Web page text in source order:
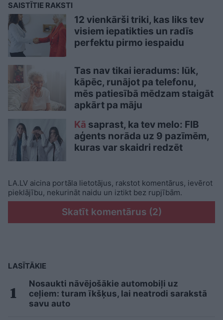
SAISTĪTIE RAKSTI
12 vienkārši triki, kas liks tev
visiem iepatikties un radīs
perfektu pirmo iespaidu
Tas nav tikai ieradums: lūk,
kāpēc, runājot pa telefonu,
mēs patiesībā mēdzam staigāt
apkārt pa māju
Kā saprast, ka tev melo: FIB
aģents norāda uz 9 pazīmēm,
kuras var skaidri redzēt
LA.LV aicina portāla lietotājus, rakstot komentārus, ievērot
pieklājību, nekurināt naidu un iztikt bez rupjībām.
Skatīt komentārus (2)
LASĪTĀKIE
Nosaukti nāvējošākie automobiļi uz
ceļiem: turam īkšķus, lai neatrodi sarakstā
savu auto